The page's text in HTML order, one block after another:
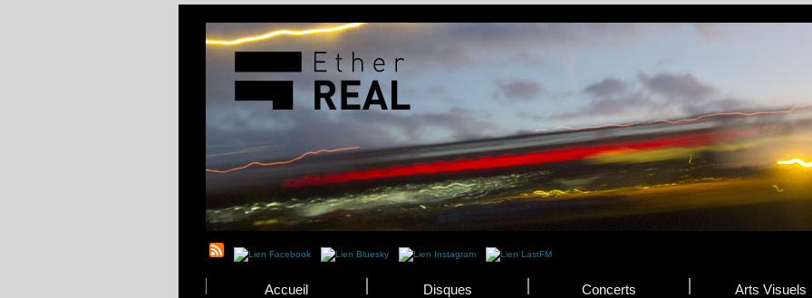
Accueil Disques Concerts Arts Visuels